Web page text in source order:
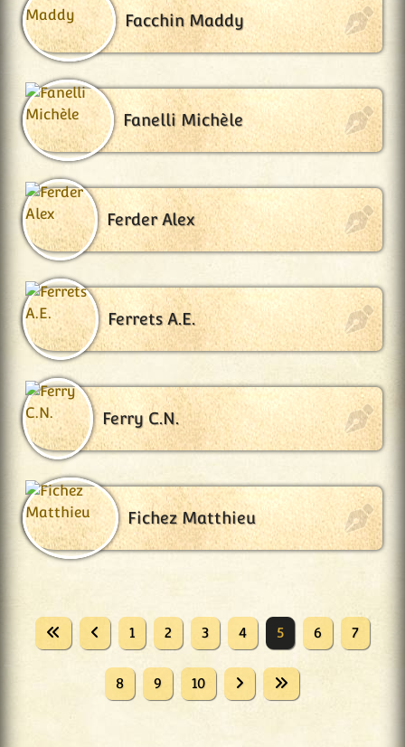
Facchin Maddy
Fanelli Michèle
Ferder Alex
Ferrets A.E.
Ferry C.N.
Fichez Matthieu
1 2 3 4 5 6 7
8 9 10